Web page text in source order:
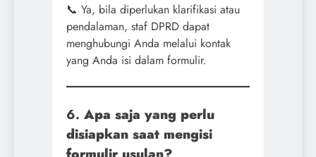
📞 Ya, bila diperlukan klarifikasi atau
pendalaman, staf DPRD dapat
menghubungi Anda melalui kontak
yang Anda isi dalam formulir.
6. Apa saja yang perlu
disiapkan saat mengisi